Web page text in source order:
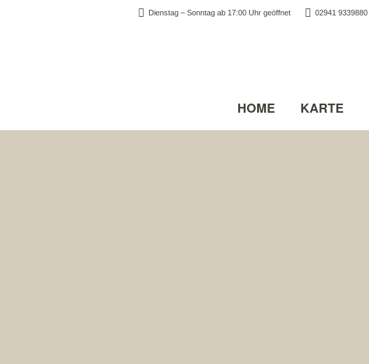
Dienstag – Sonntag ab 17:00 Uhr geöffnet 02941 9339880
HOME KARTE